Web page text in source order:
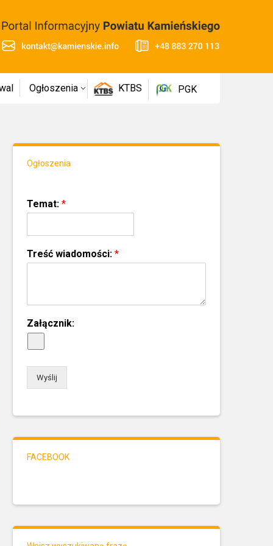
Ogłoszenia KTBS PGK
Ogłoszenia
Temat: *
Treść wiadomości: *
Załącznik:
Wyślij
FACEBOOK